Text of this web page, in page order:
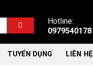
Hotline:
0979540178
TUYỂN DỤNG LIÊN HỆ